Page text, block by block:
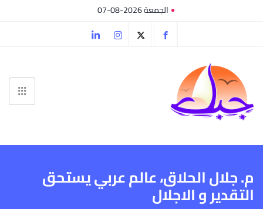
الجمعة 2026-08-07
م. جلال الحلاق، عالم عربي يستحق
التقدير و الاجلال